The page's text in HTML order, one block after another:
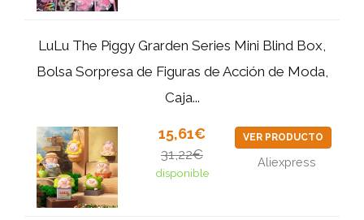
LuLu The Piggy Grarden Series Mini Blind Box,
Bolsa Sorpresa de Figuras de Acción de Moda,
Caja...
15,61€
31,22€
disponible
VER PRODUCTO
Aliexpress